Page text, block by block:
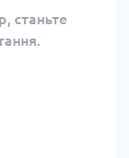
станьте